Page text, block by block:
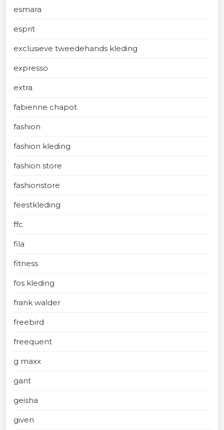
esmara
esprit
exclusieve tweedehands kleding
expresso
extra
fabienne chapot
fashion
fashion kleding
fashion store
fashionstore
feestkleding
ffc
fila
fitness
fos kleding
frank walder
freebird
freequent
g maxx
gant
geisha
given